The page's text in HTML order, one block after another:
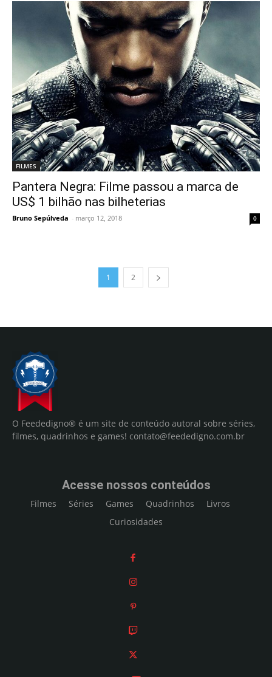
FILMES
Pantera Negra: Filme passou a marca de
US$ 1 bilhão nas bilheterias
Bruno Sepúlveda - março 12, 2018 0
1 2
O Feededigno® é um site de conteúdo autoral sobre séries,
filmes, quadrinhos e games! contato@feededigno.com.br
Acesse nossos conteúdos
Filmes Séries Games Quadrinhos
Livros
Curiosidades